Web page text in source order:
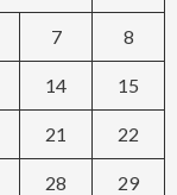
7 8
14 15
21 22
28 29